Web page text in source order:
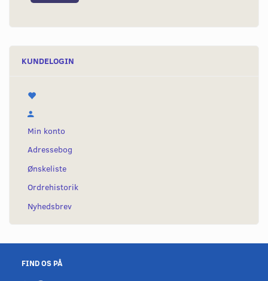
KUNDELOGIN
Min konto
Adressebog
Ønskeliste
Ordrehistorik
Nyhedsbrev
FIND OS PÅ